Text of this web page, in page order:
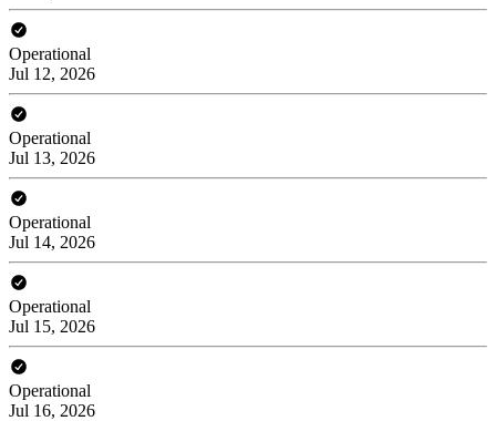
Operational
Jul 12, 2026
Operational
Jul 13, 2026
Operational
Jul 14, 2026
Operational
Jul 15, 2026
Operational
Jul 16, 2026